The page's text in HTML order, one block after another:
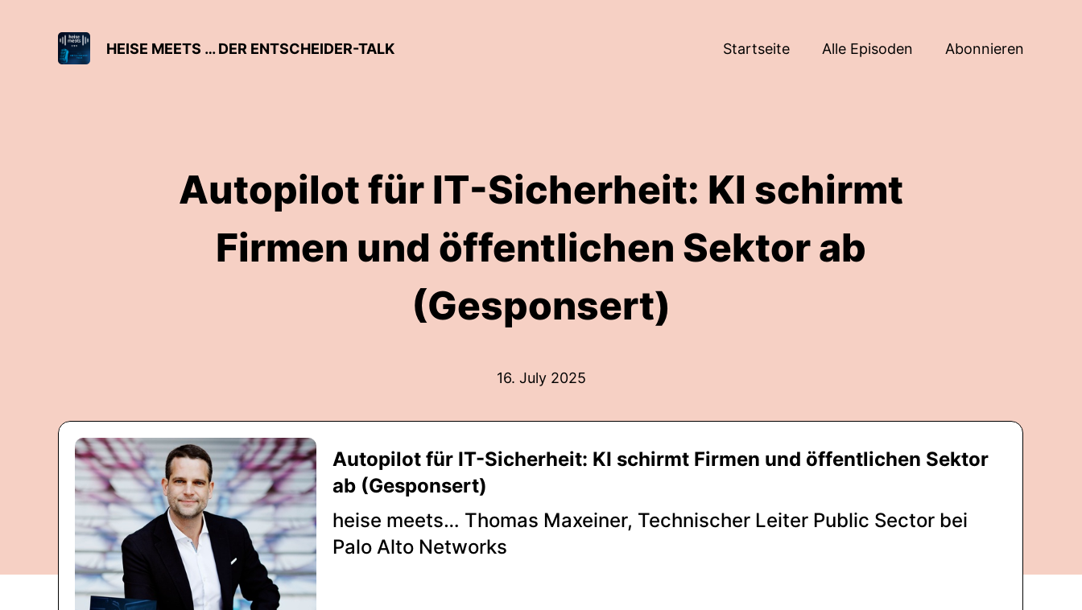
HEISE MEETS … DER ENTSCHEIDER-TALK Startseite Alle Episoden Abonnieren
Autopilot für IT-Sicherheit: KI schirmt
Firmen und öffentlichen Sektor ab
(Gesponsert)
16. July 2025